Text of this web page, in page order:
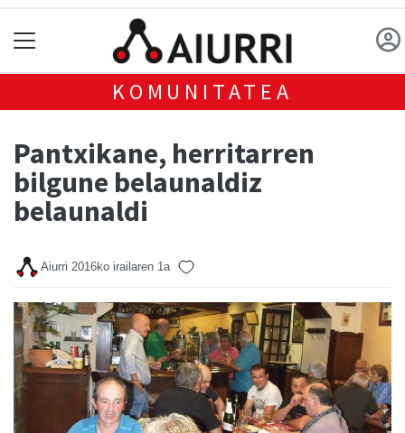
KOMUNITATEA
Pantxikane, herritarren
bilgune belaunaldiz
belaunaldi
Aiurri 2016ko irailaren 1a